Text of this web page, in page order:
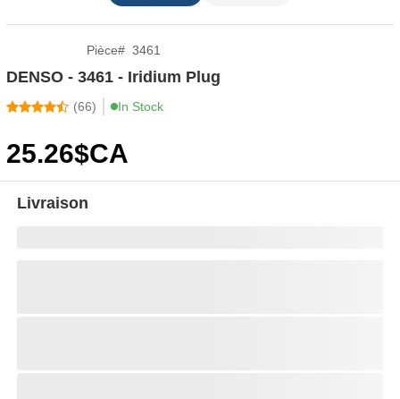
Pièce# 3461
DENSO - 3461 - Iridium Plug
(66) In Stock
25.26$CA
Livraison